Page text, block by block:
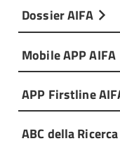
Dossier AIFA
Mobile APP AIFA
APP Firstline
ABC della